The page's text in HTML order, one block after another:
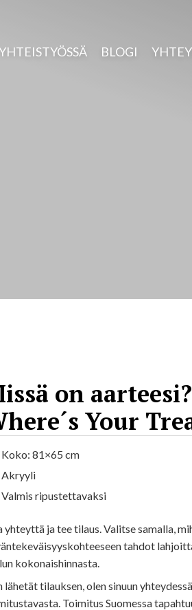
BLOGI
on
Your
Koko: 81×65 cm
Akryyli
Valmis ripustettavaksi
yhteyttä ja tee tilaus. Valitse samalla,
tahdot
kokonaishinnasta.
lähetät tilauksen, olen sinuun
Toimitus Suomessa